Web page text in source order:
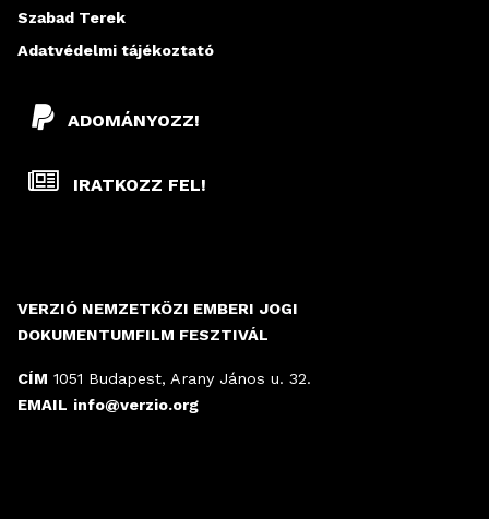
VERZIÓ NEMZETKÖZI EMBERI JOGI
DOKUMENTUMFILM FESZTIVÁL
CÍM 1051 Budapest, Arany János u. 32.
EMAIL info@verzio.org
ADOMÁNYOZZ!
IRATKOZZ FEL!
Szabad Terek
Adatvédelmi tájékoztató